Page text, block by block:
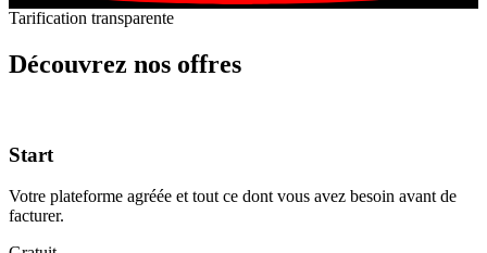
Tarification transparente
Découvrez nos offres
Start
Votre plateforme agréée et tout ce dont vous avez besoin avant de
facturer.